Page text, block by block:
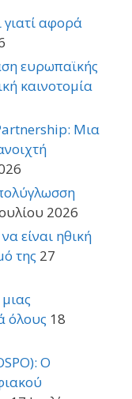
γιατί αφορά
ευρωπαϊκής
καινοτομία
Μια
2026
είναι ηθική
της 27
όλους 18
Ο